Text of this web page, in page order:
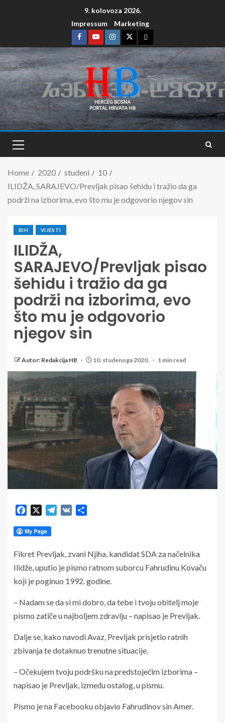
9. kolovoza 2026.
Impressum
Marketing
Home 2020 studeni
10
ILIDŽA, SARAJEVO/Prevljak pisao šehidu i tražio da ga
podrži na izborima, evo što mu je odgovorio njegov sin
BIH VIJESTI
ILIDŽA,
SARAJEVO/Prevljak pisao
šehidu i tražio da ga
podrži na izborima, evo
što mu je odgovorio
njegov sin
Autor: Redakcija HB 10. studenoga 2020. 1 min read
Facebook Telegram
VK
Fikret Prevljak, zvani Njiha, kandidat SDA za načelnika
Ilidže, uputio je pismo ratnom suborcu Fahrudinu Kovaču
koji je poginuo 1992. godine.
– Nadam se da si mi dobro, da tebe i tvoju obitelj moje
pismo zatiče u najboljem zdravlju – napisao je Prevljak.
Dalje se, kako navodi Avaz, Prevljak prisjetio ratnih
zbivanja te dotaknuo trenutne situacije.
– Očekujem tvoju podršku na predstojećim izborima –
napisao je Prevljak, između ostalog, u pismu.
Pismo je na Facebooku objavio Fahrudinov sin Amer.